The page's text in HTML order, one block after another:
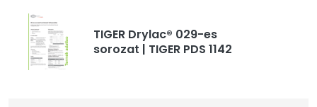
TIGER Drylac® 029-es
sorozat | TIGER PDS 1142